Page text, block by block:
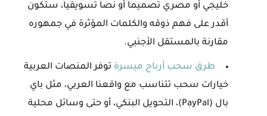
خليجي أو مصري تصميماً أو نصاً تسويقياً، ستكون
أقدر على فهم ذوقه والكلمات المؤثرة في جمهوره
مقارنة بالمستقل الأجنبي.
طرق سحب أرباح ميسرة توفر المنصات العربية
خيارات سحب تتناسب مع واقعنا العربي، مثل باي
بال (PayPal)، التحويل البنكي، أو حتى وسائل محلية